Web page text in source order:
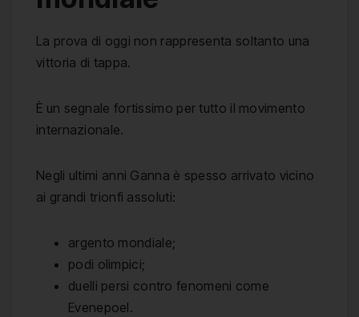
La prova di oggi non rappresenta soltanto una
vittoria di tappa.
È un segnale fortissimo per tutto il movimento
internazionale.
Negli ultimi anni Ganna è spesso arrivato vicino
ai grandi trionfi assoluti:
argento mondiale;
podi olimpici;
duelli persi contro fenomeni come
Evenepoel.